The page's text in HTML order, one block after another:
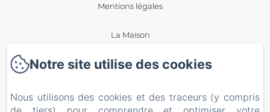
Mentions légales
La Maison
Blog
Politique de confidentialité
Notre site utilise des cookies
Nous utilisons des cookies et des traceurs (y compris